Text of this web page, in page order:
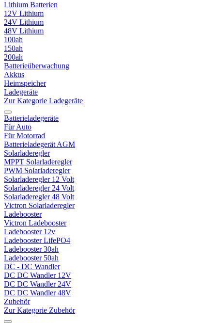
Lithium Batterien
12V Lithium
24V Lithium
48V Lithium
100ah
150ah
200ah
Batterieüberwachung
Akkus
Heimspeicher
Ladegeräte
Zur Kategorie Ladegeräte
Batterieladegeräte
Für Auto
Für Motorrad
Batterieladegerät AGM
Solarladeregler
MPPT Solarladeregler
PWM Solarladeregler
Solarladeregler 12 Volt
Solarladeregler 24 Volt
Solarladeregler 48 Volt
Victron Solarladeregler
Ladebooster
Victron Ladebooster
Ladebooster 12v
Ladebooster LifePO4
Ladebooster 30ah
Ladebooster 50ah
DC - DC Wandler
DC DC Wandler 12V
DC DC Wandler 24V
DC DC Wandler 48V
Zubehör
Zur Kategorie Zubehör